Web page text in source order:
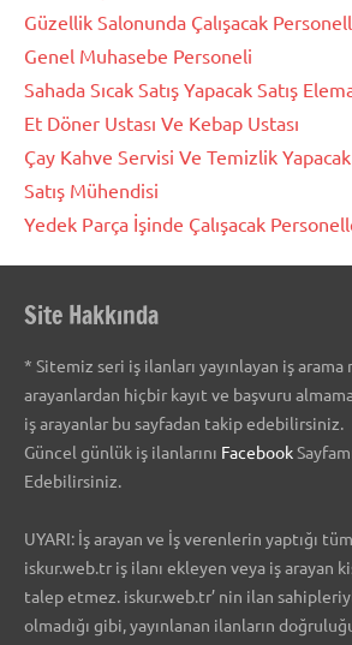
Güzellik Salonunda Çalışacak
Genel Muhasebe Personeli
Sahada Sıcak Satış Yapacak Satış
Et Döner Ustası Ve Kebap Ustası
Çay Kahve Servisi Ve Temizlik
Satış Mühendisi
Yedek Parça İşinde Çalışacak
Site Hakkında
* Sitemiz seri iş ilanları yayınlayan iş
arayanlardan hiçbir kayıt ve başvuru
iş arayanlar bu sayfadan takip edebilirsiniz.
Güncel günlük iş ilanlarını Facebook
Edebilirsiniz.
UYARI: İş arayan ve İş verenlerin yaptığı
iskur.web.tr iş ilanı ekleyen veya iş arayan
talep etmez. iskur.web.tr’ nin ilan
olmadığı gibi, yayınlanan ilanların